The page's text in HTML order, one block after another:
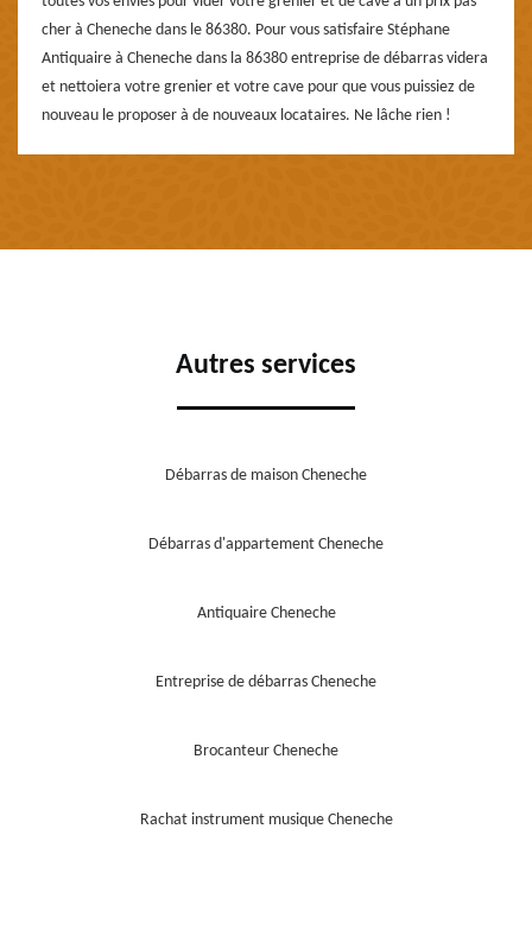
cher à Cheneche dans le 86380. Pour vous satisfaire Stéphane
Antiquaire à Cheneche dans la 86380 entreprise de débarras videra
et nettoiera votre grenier et votre cave pour que vous puissiez de
nouveau le proposer à de nouveaux locataires. Ne lâche rien !
Autres services
Débarras de maison Cheneche
Débarras d'appartement Cheneche
Antiquaire Cheneche
Entreprise de débarras Cheneche
Brocanteur Cheneche
Rachat instrument musique Cheneche